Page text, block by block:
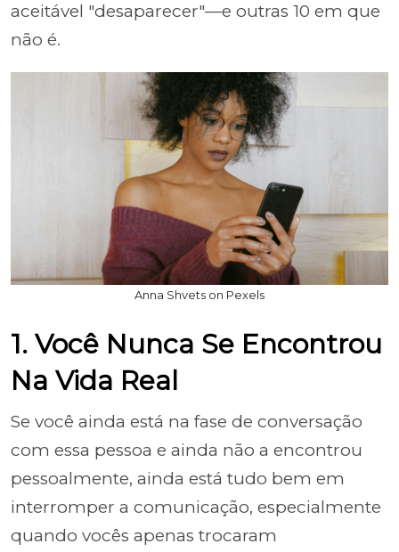
aceitável "desaparecer"—e outras 10 em que
não é.
Anna Shvets on Pexels
1. Você Nunca Se Encontrou
Na Vida Real
Se você ainda está na fase de conversação
com essa pessoa e ainda não a encontrou
pessoalmente, ainda está tudo bem em
interromper a comunicação, especialmente
quando vocês apenas trocaram